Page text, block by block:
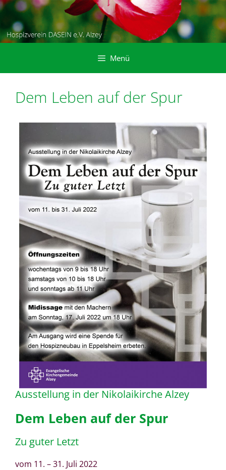
Zum
springen
Menü
Dem Leben auf der Spur
Ausstellung in der Nikolaikirche Alzey
Dem Leben auf der Spur
Zu guter Letzt
vom 11. – 31. Juli 2022